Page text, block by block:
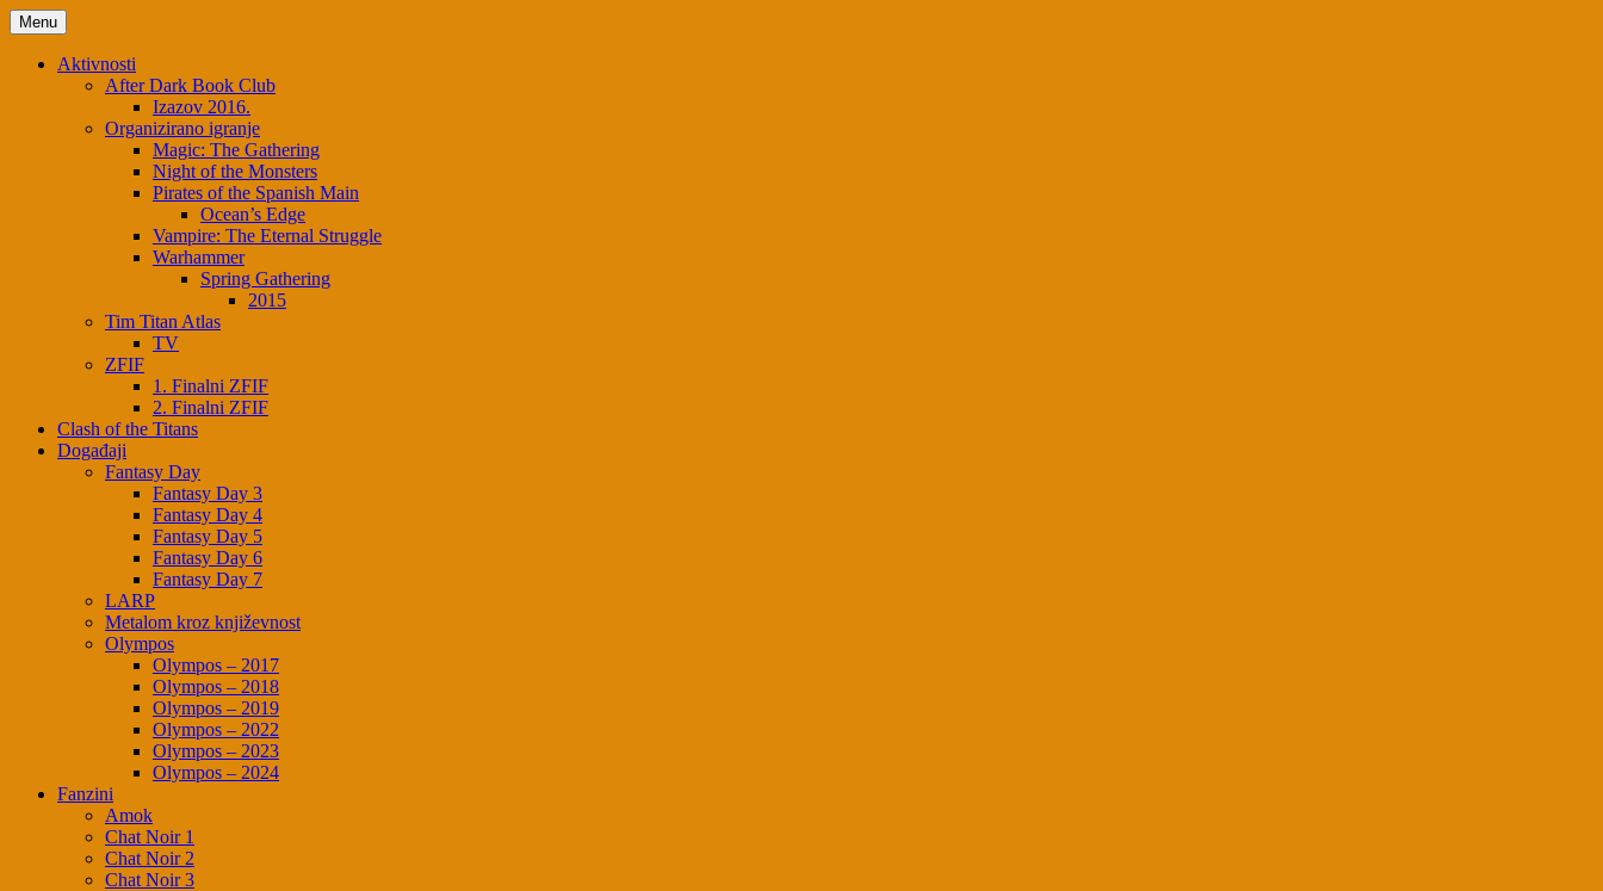
Skip
to
content
Menu
Aktivnosti
After Dark Book Club
Izazov 2016.
Organizirano igranje
Magic: The Gathering
Night of the Monsters
Pirates of the Spanish Main
Ocean’s Edge
Vampire: The Eternal Struggle
Warhammer
Spring Gathering
2015
Tim Titan Atlas
TV
ZFIF
1. Finalni ZFIF
2. Finalni ZFIF
Clash of the Titans
Događaji
Fantasy Day
Fantasy Day 3
Fantasy Day 4
Fantasy Day 5
Fantasy Day 6
Fantasy Day 7
LARP
Metalom kroz književnost
Olympos
Olympos – 2017
Olympos – 2018
Olympos – 2019
Olympos – 2022
Olympos – 2023
Olympos – 2024
Fanzini
Amok
Chat Noir 1
Chat Noir 2
Chat Noir 3